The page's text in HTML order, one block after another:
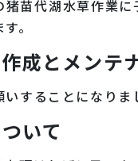
猪苗代湖水草作業
。
成とメンテ
することになりま
いて